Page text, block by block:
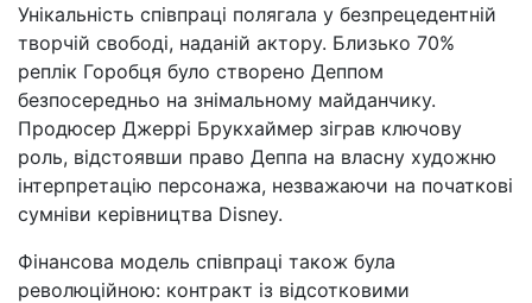
Унікальність співпраці полягала у безпрецедентній
творчій свободі, наданій актору. Близько 70%
реплік Горобця було створено Деппом
безпосередньо на знімальному майданчику.
Продюсер Джеррі Брукхаймер зіграв ключову
роль, відстоявши право Деппа на власну художню
інтерпретацію персонажа, незважаючи на початкові
сумніви керівництва Disney.
Фінансова модель співпраці також була
революційною: контракт із відсотковими